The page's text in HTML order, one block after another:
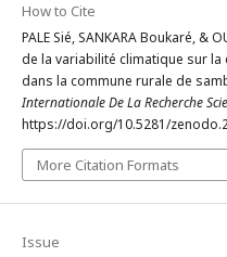
How to Cite
PALE Sié, SANKARA Boukaré, &
de la variabilité climatique sur
dans la commune rurale de
Internationale De La Recherche
https://doi.org/10.5281/
More Citation Formats
Issue